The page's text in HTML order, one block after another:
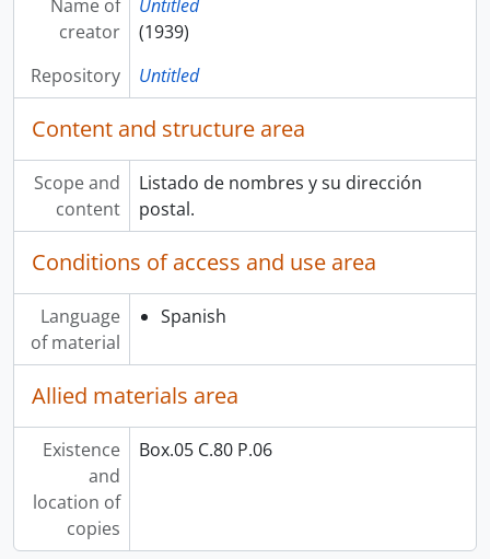
Name of
creator
Untitled
(1939)
Repository
Untitled
Content and structure area
Scope and
content
Listado de nombres y su dirección
postal.
Conditions of access and use area
Language
of material
Spanish
Allied materials area
Existence
and
location of
copies
Box.05 C.80 P.06